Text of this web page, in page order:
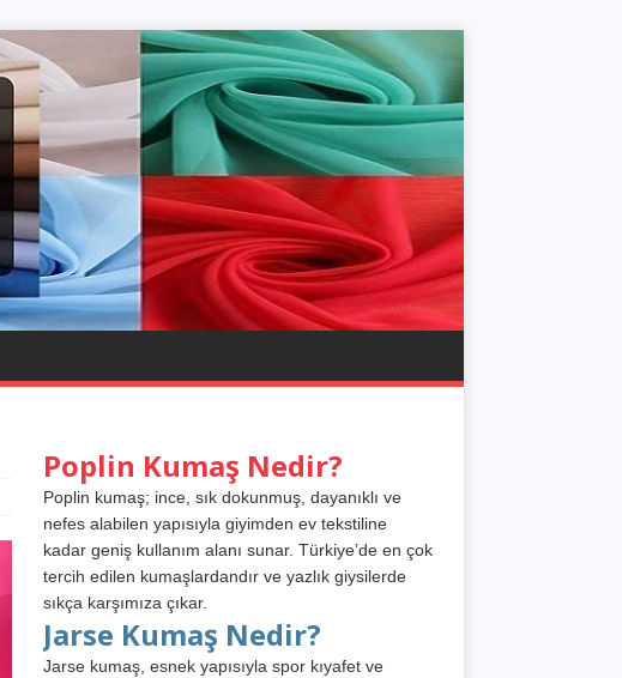
Poplin Kumaş Nedir?
Poplin kumaş; ince, sık dokunmuş, dayanıklı ve
nefes alabilen yapısıyla giyimden ev tekstiline
kadar geniş kullanım alanı sunar. Türkiye’de en çok
tercih edilen kumaşlardandır ve yazlık giysilerde
sıkça karşımıza çıkar.
Jarse Kumaş Nedir?
Jarse kumaş, esnek yapısıyla spor kıyafet ve